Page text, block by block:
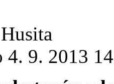
4. 9. 2013